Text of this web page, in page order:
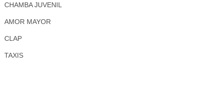
CHAMBA JUVENIL
AMOR MAYOR
CLAP
TAXIS